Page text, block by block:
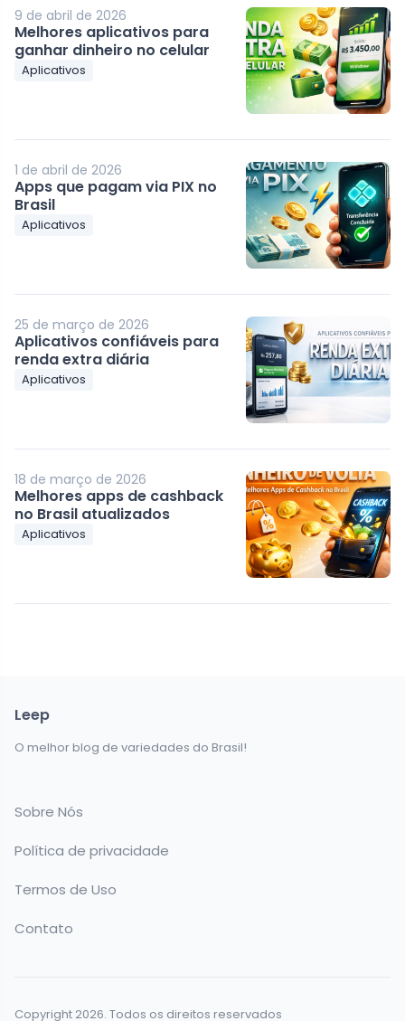
9 de abril de 2026
Melhores aplicativos para
ganhar dinheiro no celular
Aplicativos
1 de abril de 2026
Apps que pagam via PIX no
Brasil
Aplicativos
25 de março de 2026
Aplicativos confiáveis para
renda extra diária
Aplicativos
18 de março de 2026
Melhores apps de cashback
no Brasil atualizados
Aplicativos
Leep
O melhor blog de variedades do Brasil!
Sobre Nós
Política de privacidade
Termos de Uso
Contato
Copyright 2026. Todos os direitos reservados